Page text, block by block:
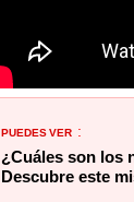
PUEDES VER :
¿Cuáles son los
Descubre este